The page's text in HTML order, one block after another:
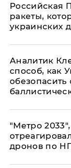
Российская
ракеты,
украинских
Аналитик
способ, как
обезопасить
"Метро
дронов по